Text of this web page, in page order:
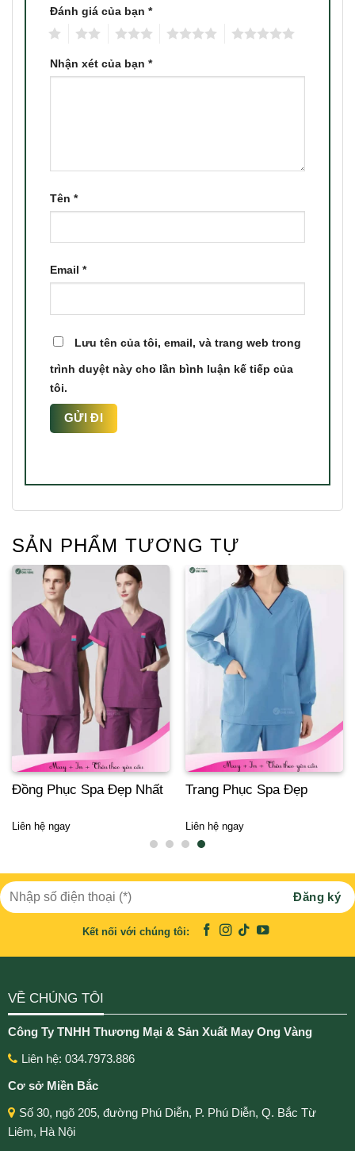
Đánh giá của bạn *
Nhận xét của bạn *
Tên *
Email *
Lưu tên của tôi, email, và trang web trong
trình duyệt này cho lần bình luận kế tiếp của
tôi.
SẢN PHẨM TƯƠNG TỰ
Trang Phục Spa Đẹp
Liên hệ ngay
Đồng Phục Spa Đẹp Nhất
Liên hệ ngay
Kết nối với chúng tôi:
VỀ CHÚNG TÔI
Công Ty TNHH Thương Mại & Sản Xuất May Ong Vàng
Liên hệ: 034.7973.886
Cơ sở Miền Bắc
Số 30, ngõ 205, đường Phú Diễn, P. Phú Diễn, Q. Bắc Từ
Liêm, Hà Nội